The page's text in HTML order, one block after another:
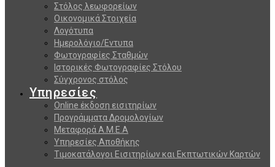
Στόλος λεωφορείων
Οικονομικά Στοιχεία
Λογότυπα
Ημερολόγιο/Εντυπα
Φωτογραφίες Σταθμών
Ιστορικές Φωτογραφίες Στόλου
Σύγχρονος στόλος
Υπηρεσίες
Online έκδοση εισιτηρίων
Προγράμματα Δρομολογίων
Μεταφορά Α.Μ.Ε.Α
Υπηρεσίες Αποθήκης
Τιμοκατάλογοι Εισιτηρίων και Εκπτωτικών Καρτών